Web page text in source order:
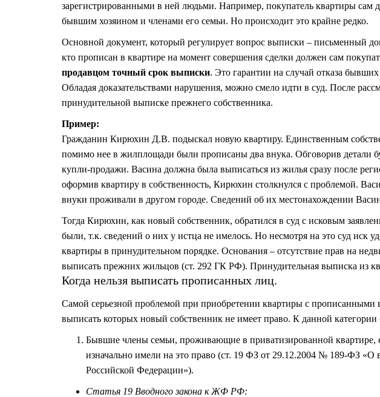
зарегистрированными в ней людьми. Например, покупатель квартиры сам
бывшим хозяином и членами его семьи. Но происходит это крайне редко.
Основной документ, который регулирует вопрос выписки – письменный
кто прописан в квартире на момент совершения сделки должен сам
продавцом точный срок выписки. Это гарантии на случай отказа
Обладая доказательствами нарушения, можно смело идти в суд. После
принудительной выписке прежнего собственника.
Пример:
Гражданин Кирюхин Д.В. подыскал новую квартиру. Единственным
помимо нее в жилплощади были прописаны два внука. Обговорив детали
купли-продажи. Васина должна была выписаться из жилья сразу после
оформив квартиру в собственность, Кирюхин столкнулся с проблемой.
внуки проживали в другом городе. Сведений об их местонахождении
Тогда Кирюхин, как новый собственник, обратился в суд с исковым
были, т.к. сведений о них у истца не имелось. Но несмотря на это суд иск
квартиры в принудительном порядке. Основания – отсутствие прав на
выписать прежних жильцов (ст. 292 ГК РФ). Принудительная выписка из
Когда нельзя выписать прописанных лиц.
Самой серьезной проблемой при приобретении квартиры с прописанными
выписать которых новый собственник не имеет право. К данной категории
Бывшие члены семьи, проживающие в приватизированной квартире,
изначально имели на это право (ст. 19 ФЗ от 29.12.2004 № 189-ФЗ «О
Российской Федерации»).
Статья 19 Вводного закона к ЖФ РФ: